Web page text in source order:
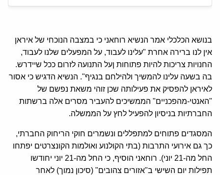
בנושא הכלכלי אמר הנשיא רוחאני כי במצבה הנוכחי של איראן
אין לנו ברירה אחרת "עלינו לעבוד, על המפעלים שלנו לעבוד,
החנויות צריכות להיות פתוחות ןעל התנועה לזרום ככל שיידרש.
בה בשעה עלינו להמשיך ולהילחם בנגיף". הנשיא הדגיש כי אסור
לאיראן להפסיק את פעילותה שכן זוהי משאת נפשם של
"האנטי-מהפכניים" הממשיכים להעביר מסרים אלה ברשתות
החברתיות בניסיון להפעיל לחץ על הממשלה.
המסגדים פתוחים למתפללים ונשמרים חוקי הריחוק החברתי,
כך גם אירועי התרבות (בתי הקולנוע ואולמות הקונצרטים יפתחו
החל מה-21 יוני). רוחאני הוסיף, כי החל מה-21 יוני יחודשו
תפילות יום השישי ב"אזורים צהובים" (סיכון נמוך) לאחר